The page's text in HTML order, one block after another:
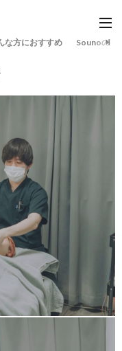
な方におすすめ Sounoの特